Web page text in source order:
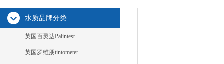
水质品牌分类
英国百灵达Palintest
英国罗维朋tintometer